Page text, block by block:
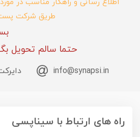
اطلاع رسانی و راهکار مناسب در
طریق شرکت
حتما سالم تحویل
info@synapsi.in
راه های ارتباط با سیناپسی